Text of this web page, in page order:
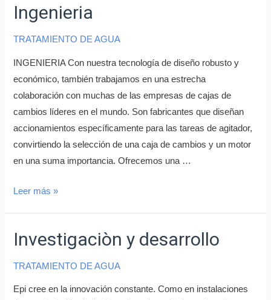
Ingenieria
TRATAMIENTO DE AGUA
INGENIERIA Con nuestra tecnología de diseño robusto y
económico, también trabajamos en una estrecha
colaboración con muchas de las empresas de cajas de
cambios líderes en el mundo. Son fabricantes que diseñan
accionamientos específicamente para las tareas de agitador,
convirtiendo la selección de una caja de cambios y un motor
en una suma importancia. Ofrecemos una …
Leer más »
Investigaciòn y desarrollo
TRATAMIENTO DE AGUA
Epi cree en la innovación constante. Como en instalaciones